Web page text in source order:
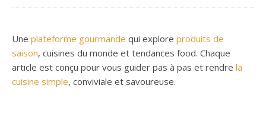
Une plateforme gourmande qui explore produits de
saison, cuisines du monde et tendances food. Chaque
article est conçu pour vous guider pas à pas et rendre la
cuisine simple, conviviale et savoureuse.